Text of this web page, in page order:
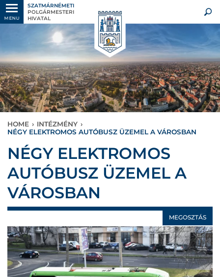
MENU
SZATMÁRNÉMETI
POLGÁRMESTERI
HIVATAL
HOME › INTÉZMÉNY ›
NÉGY ELEKTROMOS AUTÓBUSZ ÜZEMEL A VÁROSBAN
NÉGY ELEKTROMOS
AUTÓBUSZ ÜZEMEL A
VÁROSBAN
MEGOSZTÁS